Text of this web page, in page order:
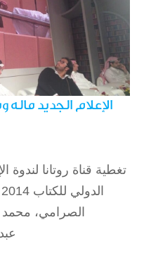
الإعلام الجديد
تغطية قناة روتانا
الصرامي، محمد